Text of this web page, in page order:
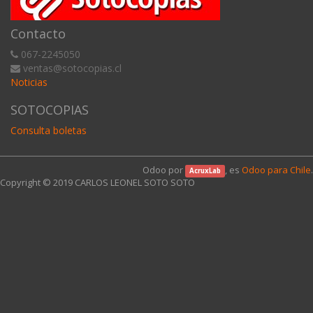
Contacto
067-2245050
ventas@sotocopias.cl
Noticias
SOTOCOPIAS
Consulta boletas
Odoo por AcruxLab , es Odoo para Chile.
Copyright © 2019 CARLOS LEONEL SOTO SOTO